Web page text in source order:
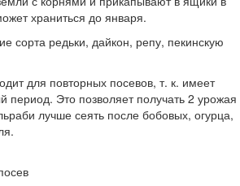
храниться до января.
сорта редьки, дайкон, репу, пекинскую
для повторных посевов, т. к. имеет
период. Это позволяет получать 2 урожая
лучше сеять после бобовых, огурца,